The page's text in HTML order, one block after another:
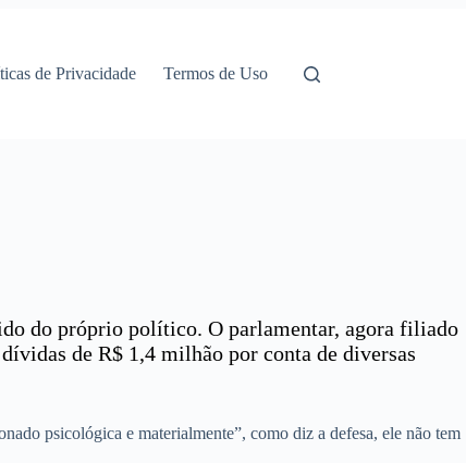
de Privacidade Termos de Uso
do próprio político. O parlamentar, agora filiado
de R$ 1,4 milhão por conta de diversas
psicológica e materialmente”, como diz a defesa, ele não tem